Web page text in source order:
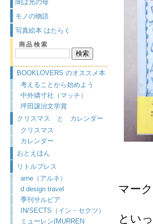
闇は光の母
モノの物語
写真絵本 はたらく
商品検索
BOOKLOVERS のオススメ本
考えることから始めよう
中外燐寸社（マッチ）
坪田譲治文学賞
クリスマス と カレンダー
クリスマス
カレンダー
おとえほん
リトルプレス
arne（アルネ）
d design travel
季刊サルビア
IN/SECTS（イン・セクツ）
ミューレン(MURREN
マー
とい